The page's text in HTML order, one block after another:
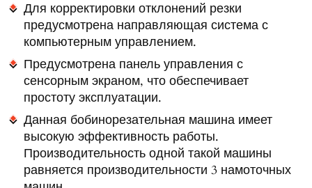
Для корректировки отклонений резки
предусмотрена направляющая система с
компьютерным управлением.
Предусмотрена панель управления с
сенсорным экраном, что обеспечивает
простоту эксплуатации.
Данная бобинорезательная машина имеет
высокую эффективность работы.
Производительность одной такой машины
равняется производительности 3 намоточных